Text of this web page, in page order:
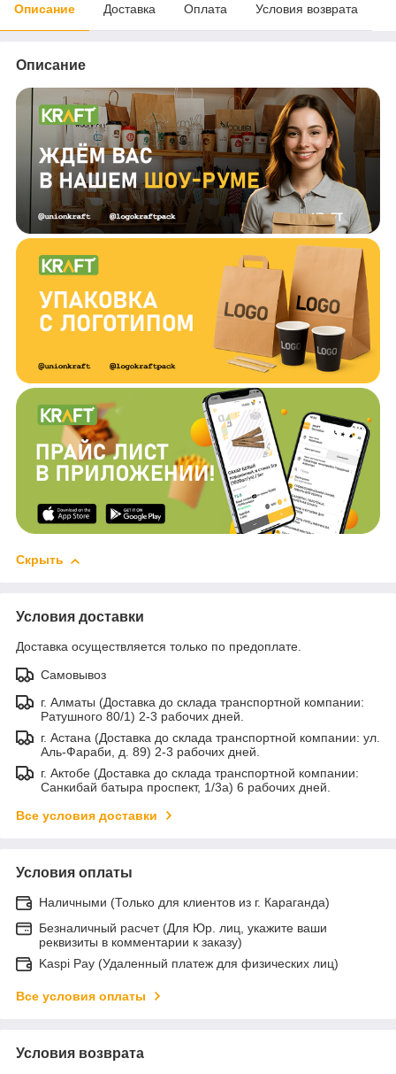
Описание Доставка Оплата Условия возврата
Описание
Скрыть
Условия доставки
Доставка осуществляется только по предоплате.
Самовывоз
г. Алматы (Доставка до склада транспортной компании:
Ратушного 80/1) 2-3 рабочих дней.
г. Астана (Доставка до склада транспортной компании: ул.
Аль-Фараби, д. 89) 2-3 рабочих дней.
г. Актобе (Доставка до склада транспортной компании:
Санкибай батыра проспект, 1/3а) 6 рабочих дней.
Все условия доставки
Условия оплаты
Наличными (Только для клиентов из г. Караганда)
Безналичный расчет (Для Юр. лиц, укажите ваши
реквизиты в комментарии к заказу)
Kaspi Pay (Удаленный платеж для физических лиц)
Все условия оплаты
Условия возврата